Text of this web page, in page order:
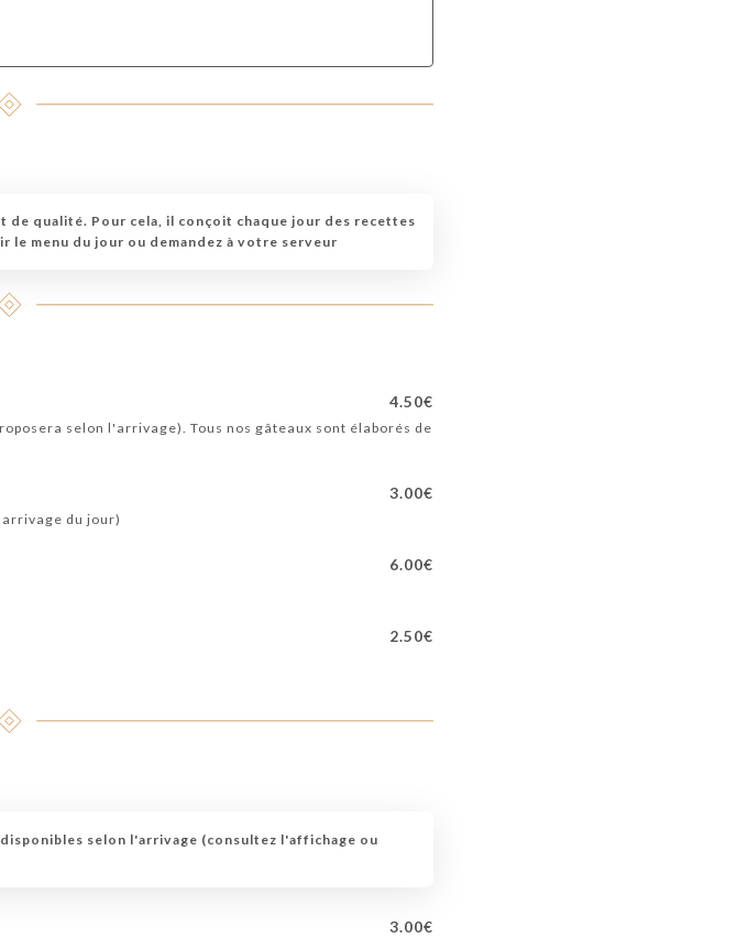
qualité. Pour cela, il conçoit chaque jour des recettes
le menu du jour ou demandez à votre serveur
4.50€
selon l'arrivage). Tous nos gâteaux sont élaborés de
3.00€
du jour)
6.00€
2.50€
selon l'arrivage (consultez l'affichage ou
3.00€